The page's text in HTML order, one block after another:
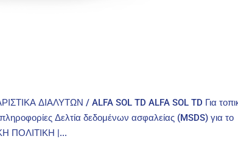
ΔΙΑΛΥΤΩΝ / ALFA SOL TD ALFA SOL TD Για
Δελτία δεδομένων ασφαλείας (MSDS) για το
ΠΟΛΙΤΙΚΗ |...